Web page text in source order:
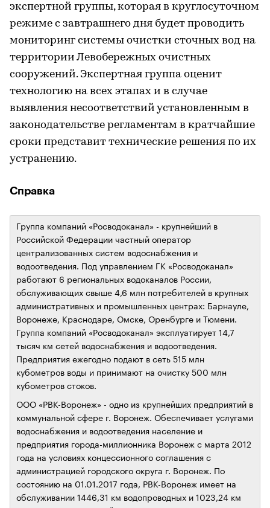
экспертной группы, которая в круглосуточном
режиме с завтрашнего дня будет проводить
мониторинг системы очистки сточных вод на
территории Левобережных очистных
сооружений. Экспертная группа оценит
технологию на всех этапах и в случае
выявления несоответствий установленным в
законодательстве регламентам в кратчайшие
сроки представит технические решения по их
устранению.
Справка
Группа компаний «Росводоканал» - крупнейший в
Российской Федерации частный оператор
централизованных систем водоснабжения и
водоотведения. Под управлением ГК «Росводоканал»
работают 6 региональных водоканалов России,
обслуживающих свыше 4,6 млн потребителей в крупных
административных и промышленных центрах: Барнауле,
Воронеже, Краснодаре, Омске, Оренбурге и Тюмени.
Группа компаний «Росводоканал» эксплуатирует 14,7
тысяч км сетей водоснабжения и водоотведения.
Предприятия ежегодно подают в сеть 515 млн
кубометров воды и принимают на очистку 500 млн
кубометров стоков.
ООО «РВК-Воронеж» - одно из крупнейших предприятий в
коммунальной сфере г. Воронеж. Обеспечивает услугами
водоснабжения и водоотведения население и
предприятия города-миллионника Воронеж с марта 2012
года на условиях концессионного соглашения с
администрацией городского округа г. Воронеж. По
состоянию на 01.01.2017 года, РВК-Воронеж имеет на
обслуживании 1446,31 км водопроводных и 1023,24 км